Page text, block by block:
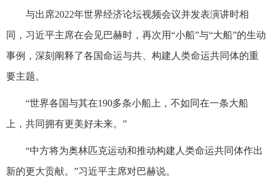
与出席2022年世界经济论坛视频会议并发表演讲时相
同，习近平主席在会见巴赫时，再次用“小船”与“大船”的生动
事例，深刻阐释了各国命运与共、构建人类命运共同体的重
要主题。
“世界各国与其在190多条小船上，不如同在一条大船
上，共同拥有更美好未来。”
“中方将为奥林匹克运动和推动构建人类命运共同体作出
新的更大贡献。”习近平主席对巴赫说。